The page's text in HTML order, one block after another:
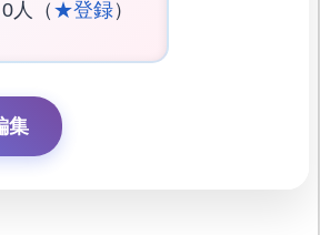
0人（ ★登録）
集